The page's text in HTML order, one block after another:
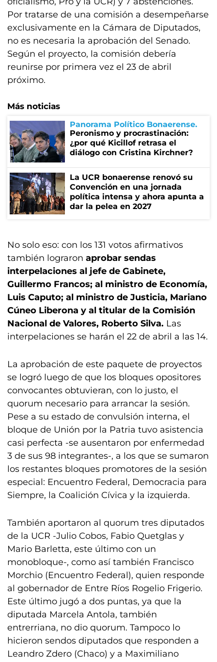
Por tratarse de una comisión a desempeñarse
exclusivamente en la Cámara de Diputados,
no es necesaria la aprobación del Senado.
Según el proyecto, la comisión debería
reunirse por primera vez el 23 de abril
próximo.
Más noticias
Panorama Político Bonaerense
Peronismo y procrastinación:
¿por qué Kicillof retrasa el
diálogo con Cristina Kirchner?
La UCR bonaerense renovó su
Convención en una jornada
política intensa y ahora apunta a
dar la pelea en 2027
No solo eso: con los 131 votos afirmativos
también lograron aprobar sendas
interpelaciones al jefe de Gabinete,
Guillermo Francos; al ministro de Economía,
Luis Caputo; al ministro de Justicia, Mariano
Cúneo Liberona y al titular de la Comisión
Nacional de Valores, Roberto Silva. Las
interpelaciones se harán el 22 de abril a las 14.
La aprobación de este paquete de proyectos
se logró luego de que los bloques opositores
convocantes obtuvieran, con lo justo, el
quorum necesario para arrancar la sesión.
Pese a su estado de convulsión interna, el
bloque de Unión por la Patria tuvo asistencia
casi perfecta -se ausentaron por enfermedad
3 de sus 98 integrantes-, a los que se sumaron
los restantes bloques promotores de la sesión
especial: Encuentro Federal, Democracia para
Siempre, la Coalición Cívica y la izquierda.
También aportaron al quorum tres diputados
de la UCR -Julio Cobos, Fabio Quetglas y
Mario Barletta, este último con un
monobloque-, como así también Francisco
Morchio (Encuentro Federal), quien responde
al gobernador de Entre Ríos Rogelio Frigerio.
Este último jugó a dos puntas, ya que la
diputada Marcela Antola, también
entrerriana, no dio quorum. Tampoco lo
hicieron sendos diputados que responden a
Leandro Zdero (Chaco) y a Maximiliano